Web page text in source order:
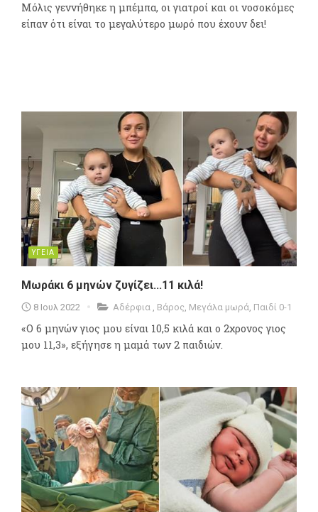
Μόλις γεννήθηκε η μπέμπα, οι γιατροί και οι νοσοκόμες
είπαν ότι είναι το μεγαλύτερο μωρό που έχουν δει!
ΥΓΕΙΑ
Μωράκι 6 μηνών ζυγίζει...11 κιλά!
8 Ιουλ 2022 Αδέρφια Βάρος Μεγάλα μωρά Παιδί 0-1
«Ο 6 μηνών γιος μου είναι 10,5 κιλά και ο 2χρονος γιος
μου 11,3», εξήγησε η μαμά των 2 παιδιών.